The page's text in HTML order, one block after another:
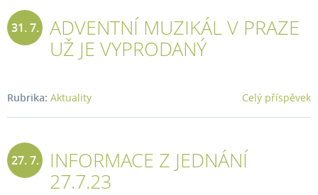
31. 7.
ADVENTNÍ MUZIKÁL V PRAZE
UŽ JE VYPRODANÝ
Celý příspěvek
Rubrika: Aktuality
27. 7.
INFORMACE Z JEDNÁNÍ
27.7.23